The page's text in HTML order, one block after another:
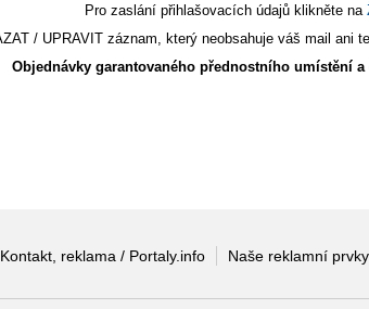
Pro zaslání přihlašovacích údajů klikněte na
/ UPRAVIT záznam, který neobsahuje váš mail ani
Objednávky garantovaného přednostního umístění
Kontakt, reklama / Portaly.info Naše reklamní prvky